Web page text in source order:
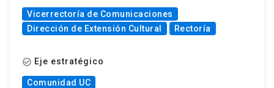
Vicerrectoría de Comunicaciones
Dirección de Extensión Cultural
Rectoría
check_circle_outline Eje estratégico
Comunidad UC